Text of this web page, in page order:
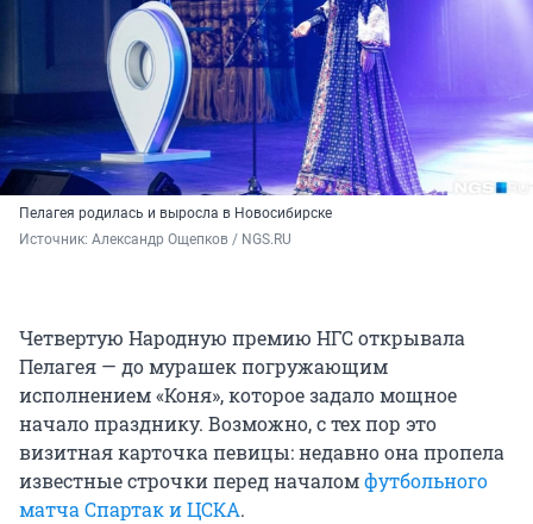
Пелагея родилась и выросла в Новосибирске
Источник: Александр Ощепков / NGS.RU
Четвертую Народную премию НГС открывала
Пелагея — до мурашек погружающим
исполнением «Коня», которое задало мощное
начало празднику. Возможно, с тех пор это
визитная карточка певицы: недавно она пропела
известные строчки перед началомфутбольного
матча Спартак и ЦСКА.